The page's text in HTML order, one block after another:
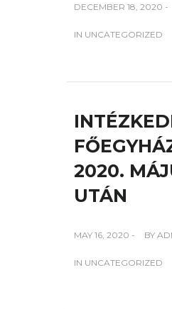
DECEMBER 18, 2020 -
IN UNCATEGORIZED
2020.
UTÁN
MAY 16, 2020 - BY
IN UNCATEGORIZED